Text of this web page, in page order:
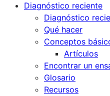
Diagnóstico reciente
Diagnóstico
Qué hacer
Conceptos
Artículos
Encontrar un
Glosario
Recursos